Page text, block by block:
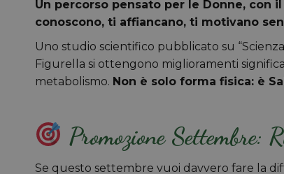
Un percorso pensato per le Donne,
conoscono, ti affiancano, ti motivano
Uno studio scientifico pubblicato su
Figurella si ottengono miglioramenti
metabolismo. Non è solo forma fisica: è
Promozione Settembre:
Se questo settembre vuoi davvero fare la